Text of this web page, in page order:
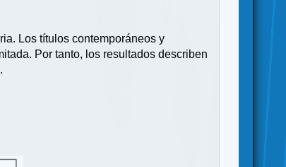
Los títulos contemporáneos y
Por tanto, los resultados describen